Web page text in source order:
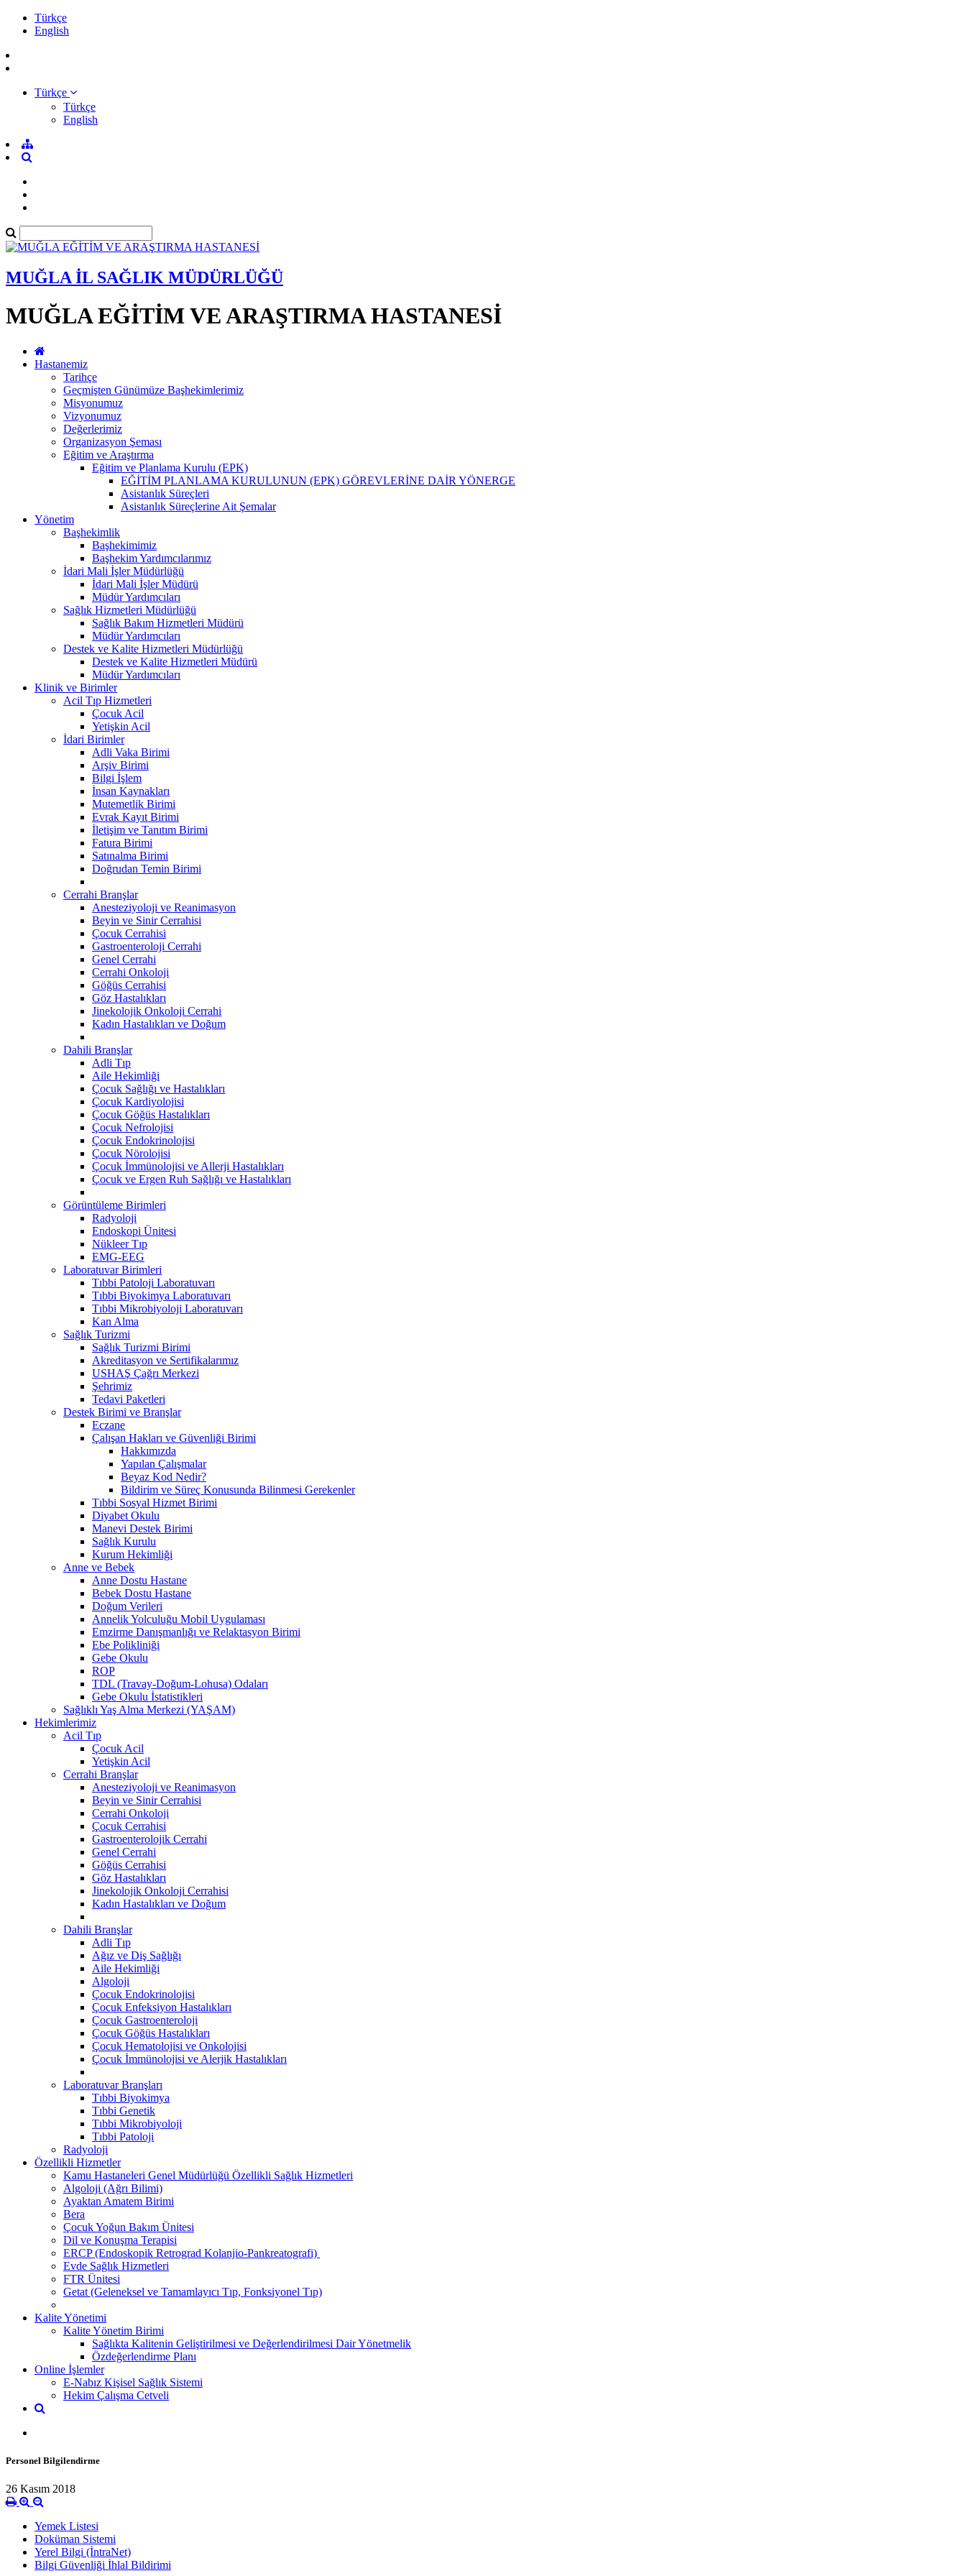
Türkçe
English
Türkçe
Türkçe
English
MUĞLA İL SAĞLIK MÜDÜRLÜĞÜ
MUĞLA EĞİTİM VE ARAŞTIRMA HASTANESİ
Hastanemiz
Tarihçe
Geçmişten Günümüze Başhekimlerimiz
Misyonumuz
Vizyonumuz
Değerlerimiz
Organizasyon Şeması
Eğitim ve Araştırma
Eğitim ve Planlama Kurulu (EPK)
EĞİTİM PLANLAMA KURULUNUN (EPK) GÖREVLERİNE DAİR YÖNERGE
Asistanlık Süreçleri
Asistanlık Süreçlerine Ait Şemalar
Yönetim
Başhekimlik
Başhekimimiz
Başhekim Yardımcılarımız
İdari Mali İşler Müdürlüğü
İdari Mali İşler Müdürü
Müdür Yardımcıları
Sağlık Hizmetleri Müdürlüğü
Sağlık Bakım Hizmetleri Müdürü
Müdür Yardımcıları
Destek ve Kalite Hizmetleri Müdürlüğü
Destek ve Kalite Hizmetleri Müdürü
Müdür Yardımcıları
Klinik ve Birimler
Acil Tıp Hizmetleri
Çocuk Acil
Yetişkin Acil
İdari Birimler
Adli Vaka Birimi
Arşiv Birimi
Bilgi İşlem
İnsan Kaynakları
Mutemetlik Birimi
Evrak Kayıt Birimi
İletişim ve Tanıtım Birimi
Fatura Birimi
Satınalma Birimi
Doğrudan Temin Birimi
Cerrahi Branşlar
Anesteziyoloji ve Reanimasyon
Beyin ve Sinir Cerrahisi
Çocuk Cerrahisi
Gastroenteroloji Cerrahi
Genel Cerrahi
Cerrahi Onkoloji
Göğüs Cerrahisi
Göz Hastalıkları
Jinekolojik Onkoloji Cerrahi
Kadın Hastalıkları ve Doğum
Dahili Branşlar
Adli Tıp
Aile Hekimliği
Çocuk Sağlığı ve Hastalıkları
Çocuk Kardiyolojisi
Çocuk Göğüs Hastalıkları
Çocuk Nefrolojisi
Çocuk Endokrinolojisi
Çocuk Nörolojisi
Çocuk İmmünolojisi ve Allerji Hastalıkları
Çocuk ve Ergen Ruh Sağlığı ve Hastalıkları
Görüntüleme Birimleri
Radyoloji
Endoskopi Ünitesi
Nükleer Tıp
EMG-EEG
Laboratuvar Birimleri
Tıbbi Patoloji Laboratuvarı
Tıbbi Biyokimya Laboratuvarı
Tıbbi Mikrobiyoloji Laboratuvarı
Kan Alma
Sağlık Turizmi
Sağlık Turizmi Birimi
Akreditasyon ve Sertifikalarımız
USHAŞ Çağrı Merkezi
Şehrimiz
Tedavi Paketleri
Destek Birimi ve Branşlar
Eczane
Çalışan Hakları ve Güvenliği Birimi
Hakkımızda
Yapılan Çalışmalar
Beyaz Kod Nedir?
Bildirim ve Süreç Konusunda Bilinmesi Gerekenler
Tıbbi Sosyal Hizmet Birimi
Diyabet Okulu
Manevi Destek Birimi
Sağlık Kurulu
Kurum Hekimliği
Anne ve Bebek
Anne Dostu Hastane
Bebek Dostu Hastane
Doğum Verileri
Annelik Yolculuğu Mobil Uygulaması
Emzirme Danışmanlığı ve Relaktasyon Birimi
Ebe Polikliniği
Gebe Okulu
ROP
TDL (Travay-Doğum-Lohusa) Odaları
Gebe Okulu İstatistikleri
Sağlıklı Yaş Alma Merkezi (YAŞAM)
Hekimlerimiz
Acil Tıp
Çocuk Acil
Yetişkin Acil
Cerrahi Branşlar
Anesteziyoloji ve Reanimasyon
Beyin ve Sinir Cerrahisi
Cerrahi Onkoloji
Çocuk Cerrahisi
Gastroenterolojik Cerrahi
Genel Cerrahi
Göğüs Cerrahisi
Göz Hastalıkları
Jinekolojik Onkoloji Cerrahisi
Kadın Hastalıkları ve Doğum
Dahili Branşlar
Adli Tıp
Ağız ve Diş Sağlığı
Aile Hekimliği
Algoloji
Çocuk Endokrinolojisi
Çocuk Enfeksiyon Hastalıkları
Çocuk Gastroenteroloji
Çocuk Göğüs Hastalıkları
Çocuk Hematolojisi ve Onkolojisi
Çocuk İmmünolojisi ve Alerjik Hastalıkları
Laboratuvar Branşları
Tıbbi Biyokimya
Tıbbi Genetik
Tıbbi Mikrobiyoloji
Tıbbi Patoloji
Radyoloji
Özellikli Hizmetler
Kamu Hastaneleri Genel Müdürlüğü Özellikli Sağlık Hizmetleri
Algoloji (Ağrı Bilimi)
Ayaktan Amatem Birimi
Bera
Çocuk Yoğun Bakım Ünitesi
Dil ve Konuşma Terapisi
ERCP (Endoskopik Retrograd Kolanjio-Pankreatografi) ​
Evde Sağlık Hizmetleri
FTR Ünitesi
Getat (Geleneksel ve Tamamlayıcı Tıp, Fonksiyonel Tıp)
Kalite Yönetimi
Kalite Yönetim Birimi
Sağlıkta Kalitenin Geliştirilmesi ve Değerlendirilmesi Dair Yönetmelik
Özdeğerlendirme Planı
Online İşlemler
E-Nabız Kişisel Sağlık Sistemi
Hekim Çalışma Cetveli
Personel Bilgilendirme
26 Kasım 2018
Yemek Listesi
Doküman Sistemi
Yerel Bilgi (İntraNet)
Bilgi Güvenliği İhlal Bildirimi